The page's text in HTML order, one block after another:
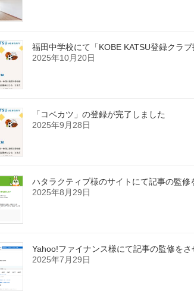
福田中学校にて「KOBE KATSU登録クラ
2025年10月20日
「コベカツ」の登録が完了しました
2025年9月28日
ハタラクティブ様のサイトにて記事の監修
2025年8月29日
Yahoo!ファイナンス様にて記事の監修を
2025年7月29日